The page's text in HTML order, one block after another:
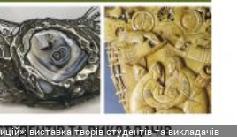
виставка творів студентів та викладачів